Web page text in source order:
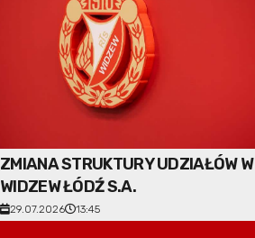
ZMIANA STRUKTURY UDZIAŁÓW W
WIDZEW ŁÓDŹ S.A.
29.07.2026 13:45